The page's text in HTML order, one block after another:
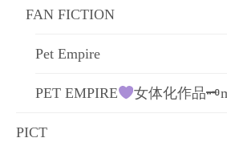
FAN FICTION
Pet Empire
PET EMPIRE 女体化作品
PICT